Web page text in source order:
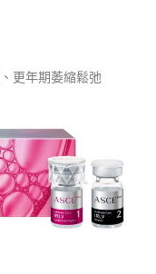
更年期萎縮鬆弛